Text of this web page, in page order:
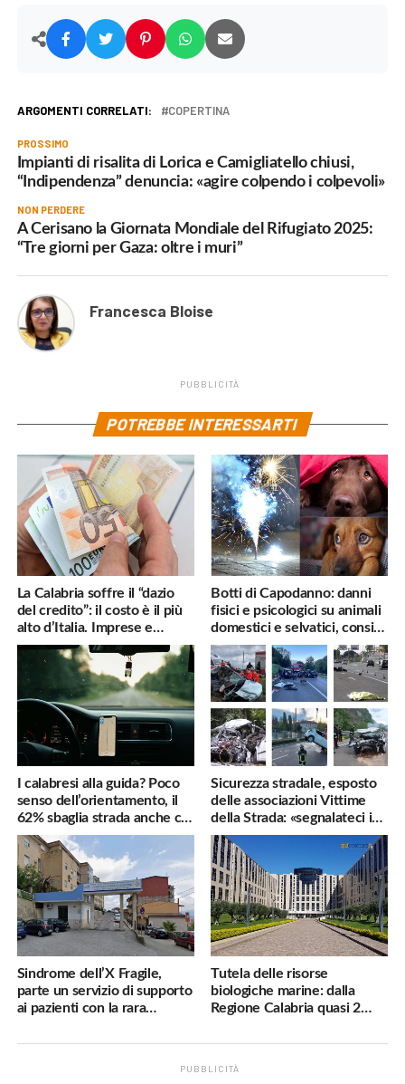
ARGOMENTI CORRELATI: COPERTINA
PROSSIMO
Impianti di risalita di Lorica e Camigliatello chiusi,
“Indipendenza” denuncia: «agire colpendo i colpevoli»
NON PERDERE
A Cerisano la Giornata Mondiale del Rifugiato 2025:
“Tre giorni per Gaza: oltre i muri”
Francesca Bloise
PUBBLICITÀ
POTREBBE INTERESSARTI
La Calabria soffre il “dazio
del credito”: il costo è il più
alto d’Italia. Imprese e
famiglie penalizzate
Botti di Capodanno: danni
fisici e psicologici su animali
domestici e selvatici, consigli
utili
I calabresi alla guida? Poco
senso dell’orientamento, il
62% sbaglia strada anche col
navigatore
Sicurezza stradale, esposto
delle associazioni Vittime
della Strada: «segnalateci i
pericoli, interverremo
subito»
Sindrome dell’X Fragile,
parte un servizio di supporto
ai pazienti con la rara
Tutela delle risorse
biologiche marine: dalla
Regione Calabria quasi 2
PUBBLICITÀ